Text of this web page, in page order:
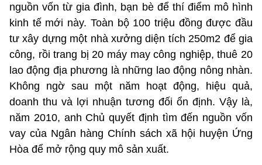
nguồn vốn từ gia đình, bạn bè để thí điểm mô hình
kinh tế mới này. Toàn bộ 100 triệu đồng được đầu
tư xây dựng một nhà xưởng diện tích 250m2 để gia
công, rồi trang bị 20 máy may công nghiệp, thuê 20
lao động địa phương là những lao động nông nhàn.
Không ngờ sau một năm hoạt động, hiệu quả,
doanh thu và lợi nhuận tương đối ổn định. Vậy là,
năm 2010, anh Chủ quyết định tìm đến nguồn vốn
vay của Ngân hàng Chính sách xã hội huyện Ứng
Hòa để mở rộng quy mô sản xuất.